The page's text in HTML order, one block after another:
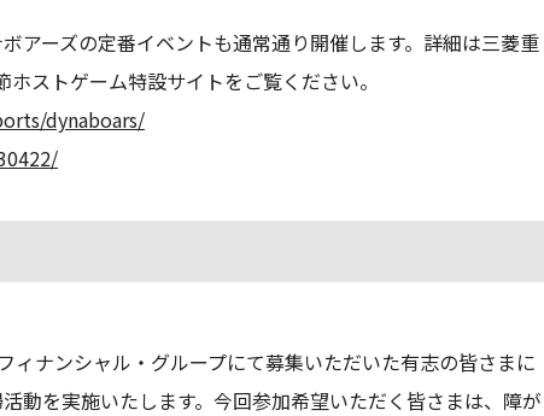
アーズの定番イベントも通常通り開催します。詳細は三菱重
ストゲーム特設サイトをご覧ください。
dynaboars/
ィナンシャル・グループにて募集いただいた有志の皆さまに
動を実施いたします。今回参加希望いただく皆さまは、障が